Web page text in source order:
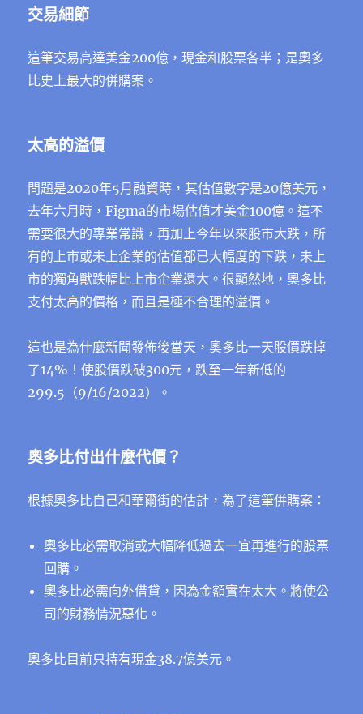
交易細節
這筆交易高達美金200億，現金和股票各半；是奧多
比史上最大的併購案。
太高的溢價
問題是2020年5月融資時，其估值數字是20億美元，
去年六月時，Figma的市場估值才美金100億。這不
需要很大的專業常識，再加上今年以來股市大跌，所
有的上市或未上企業的估值都已大幅度的下跌，未上
市的獨角獸跌幅比上市企業還大。很顯然地，奧多比
支付太高的價格，而且是極不合理的溢價。
這也是為什麼新聞發佈後當天，奧多比一天股價跌掉
了14%！使股價跌破300元，跌至一年新低的
299.5（9/16/2022）。
奧多比付出什麼代價？
根據奧多比自己和華爾街的估計，為了這筆併購案：
奧多比必需取消或大幅降低過去一宜再進行的股票
回購。
奧多比必需向外借貸，因為金額實在太大。將使公
司的財務情況惡化。
奧多比目前只持有現金38.7億美元。